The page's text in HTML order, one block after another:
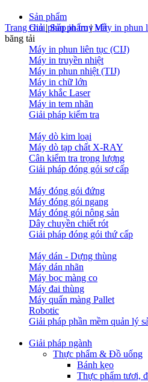
Sản phẩm
Giải pháp in truy vết
Máy in phun liên tục (CIJ)
Máy in truyền nhiệt
Máy in phun nhiệt (TIJ)
Máy in chữ lớn
Máy khắc Laser
Máy in tem nhãn
Giải pháp kiểm tra
Máy dò kim loại
Máy dò tạp chất X-RAY
Cân kiểm tra trọng lượng
Giải pháp đóng gói sơ cấp
Máy đóng gói đứng
Máy đóng gói ngang
Máy đóng gói nông sản
Dây chuyền chiết rót
Giải pháp đóng gói thứ cấp
Máy dán - Dựng thùng
Máy dán nhãn
Máy bọc màng co
Máy đai thùng
Máy quấn màng Pallet
Robotic
Giải pháp phần mềm quản lý
Giải pháp ngành
Thực phẩm & Đồ uống
Bánh kẹo
Thực phẩm tươi,
Trang chủ|Sản phẩm|Máy in phun
băng tải